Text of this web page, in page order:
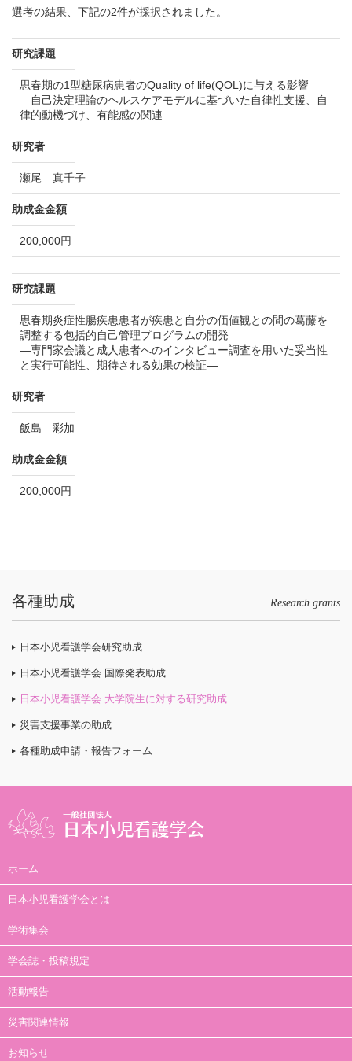
選考の結果、下記の2件が採択されました。
研究課題
思春期の1型糖尿病患者のQuality of life(QOL)に与える影響
―自己決定理論のヘルスケアモデルに基づいた自律性支援、自
律的動機づけ、有能感の関連―
研究者
瀬尾 真千子
助成金金額
200,000円
研究課題
思春期炎症性腸疾患患者が疾患と自分の価値観との間の葛藤を
調整する包括的自己管理プログラムの開発
―専門家会議と成人患者へのインタビュー調査を用いた妥当性
と実行可能性、期待される効果の検証―
研究者
飯島 彩加
助成金金額
200,000円
各種助成 Research grants
日本小児看護学会研究助成
日本小児看護学会 国際発表助成
日本小児看護学会 大学院生に対する研究助成
災害支援事業の助成
各種助成申請・報告フォーム
ホーム
日本小児看護学会とは
学術集会
学会誌・投稿規定
活動報告
災害関連情報
お知らせ